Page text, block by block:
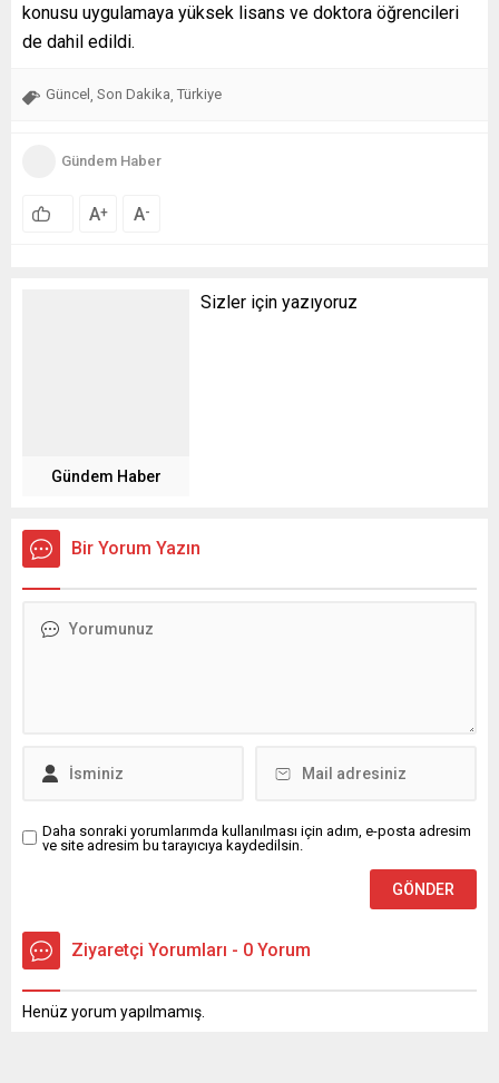
konusu uygulamaya yüksek lisans ve doktora öğrencileri
de dahil edildi.
Güncel Son Dakika Türkiye
Gündem Haber
A+ A-
Gündem Haber
Sizler için yazıyoruz
Bir Yorum Yazın
Daha sonraki yorumlarımda kullanılması için adım, e-posta adresim
ve site adresim bu tarayıcıya kaydedilsin.
Ziyaretçi Yorumları - 0 Yorum
Henüz yorum yapılmamış.